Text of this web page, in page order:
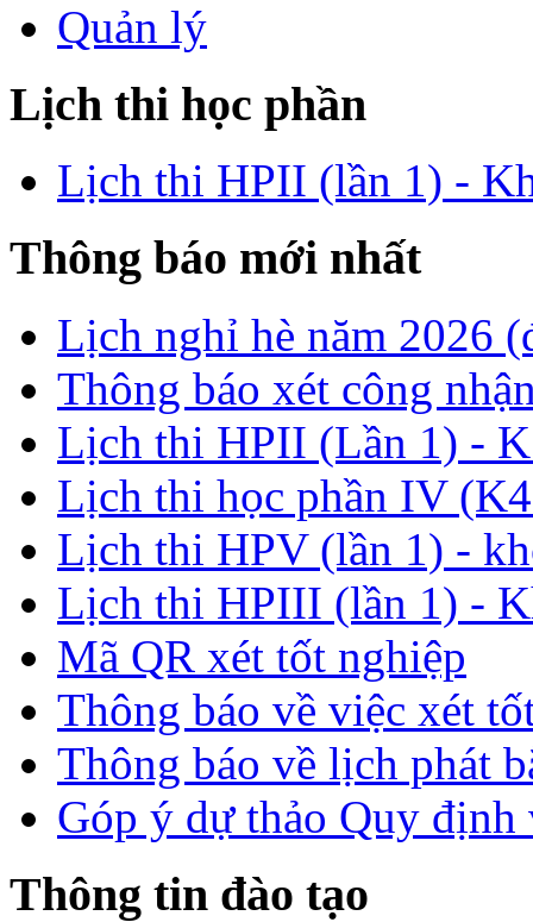
Quản lý
Lịch thi học phần
Lịch thi HPII (lần 1) -
Thông báo mới nhất
Lịch nghỉ hè năm 2026
Thông báo xét công
Lịch thi HPII (Lần 1) -
Lịch thi học phần IV
Lịch thi HPV (lần 1) -
Lịch thi HPIII (lần 1) -
Mã QR xét tốt nghiệp
Thông báo về việc xét
Thông báo về lịch phát
Góp ý dự thảo Quy định
Thông tin đào tạo